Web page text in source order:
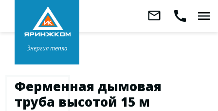
Заказать
Звонок бесплатный
8 800 333-99-01
Головной офис вЯрославле
+7 (4852) 67-96-00
Энергия тепла
mail_outline call menu
Ферменная дымовая
труба высотой 15 м